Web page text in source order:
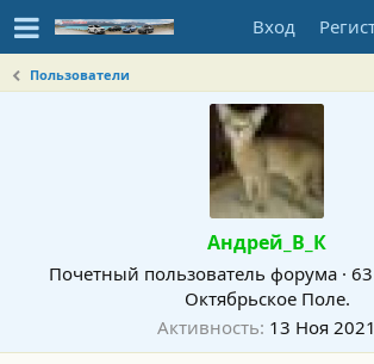
Вход
Пользователи
Андрей_В_К
Почетный пользователь форума · 63
Октябрьское Поле.
Активность 13 Ноя 2021